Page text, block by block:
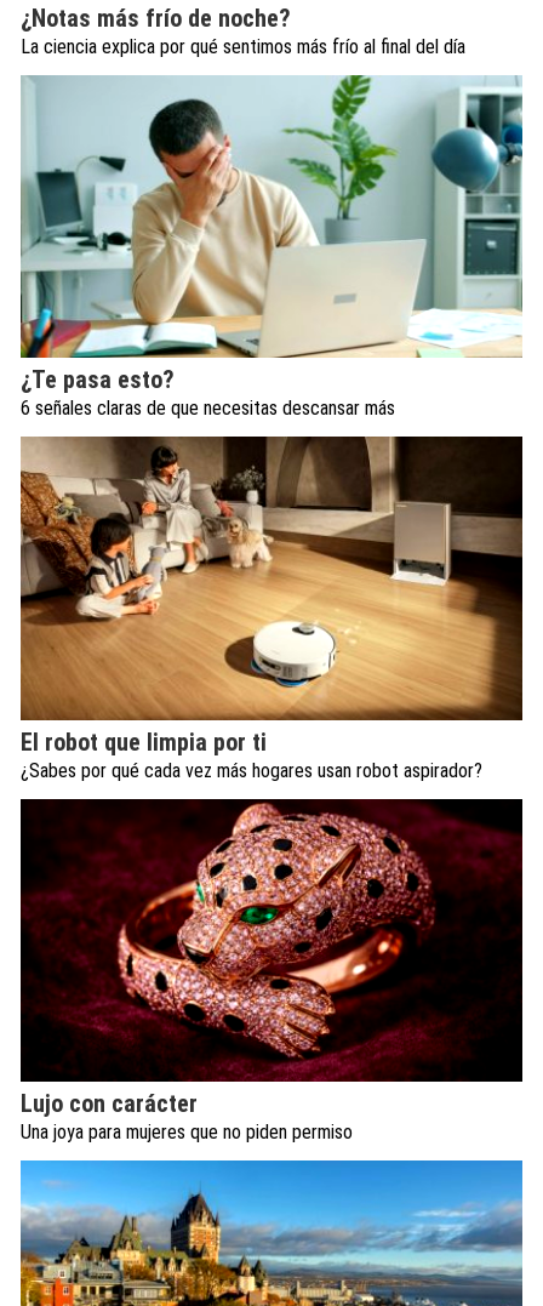
¿Notas más frío de noche?
La ciencia explica por qué sentimos más frío al final del día
¿Te pasa esto?
6 señales claras de que necesitas descansar más
El robot que limpia por ti
¿Sabes por qué cada vez más hogares usan robot aspirador?
Lujo con carácter
Una joya para mujeres que no piden permiso